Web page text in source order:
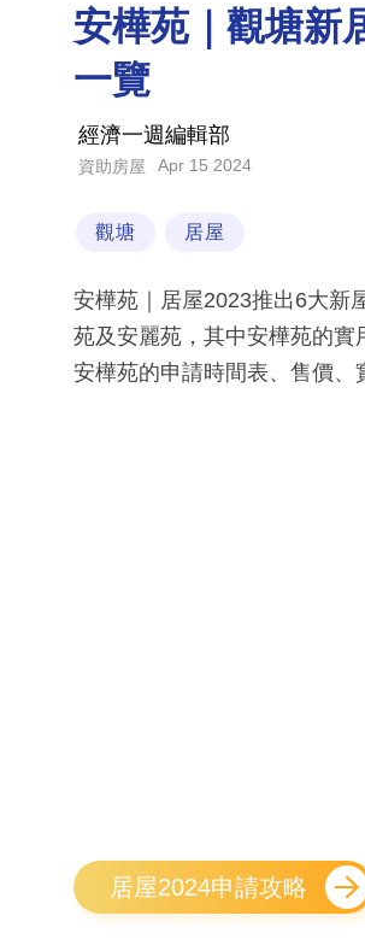
安樺苑｜觀塘新
一覽
經濟一週編輯部
資助房屋 Apr 15 2024
觀塘 居屋
安樺苑｜居屋2023推出6大新
苑及安麗苑，其中安樺苑的
安樺苑的申請時間表、售價、
居屋2024申請攻略